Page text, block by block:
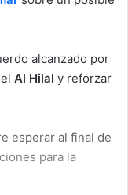
alcanzado por
Al Hilal y reforzar
esperar al final de
para la